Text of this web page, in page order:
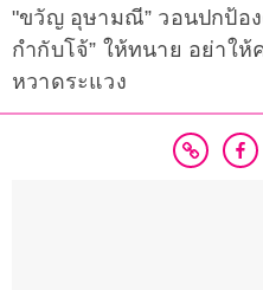
"ขวัญ อุษามณี” วอนปกป้อ
กํากับโจ้” ให้ทนาย อย่าใ
หวาดระแวง